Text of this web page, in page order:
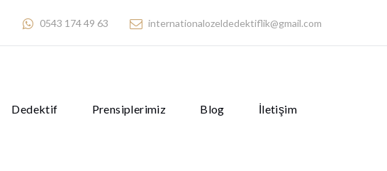
0543 174 49 63 internationalozeldedektiflik@gmail.com
Dedektif Prensiplerimiz Blog İletişim